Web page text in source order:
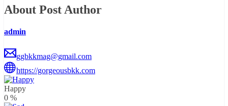
About Post Author
admin
ggbkkmag@gmail.com
https://gorgeousbkk.com
Happy
0 %